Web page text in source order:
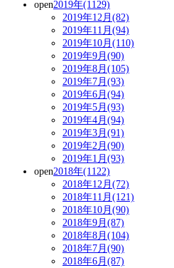
open2019年(1129)
2019年12月(82)
2019年11月(94)
2019年10月(110)
2019年9月(90)
2019年8月(105)
2019年7月(93)
2019年6月(94)
2019年5月(93)
2019年4月(94)
2019年3月(91)
2019年2月(90)
2019年1月(93)
open2018年(1122)
2018年12月(72)
2018年11月(121)
2018年10月(90)
2018年9月(87)
2018年8月(104)
2018年7月(90)
2018年6月(87)